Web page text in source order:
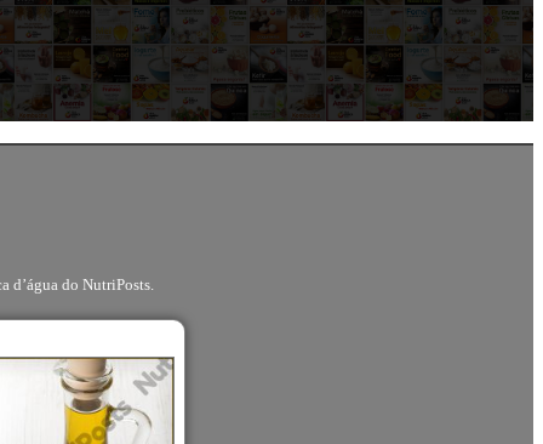
d’água do NutriPosts.